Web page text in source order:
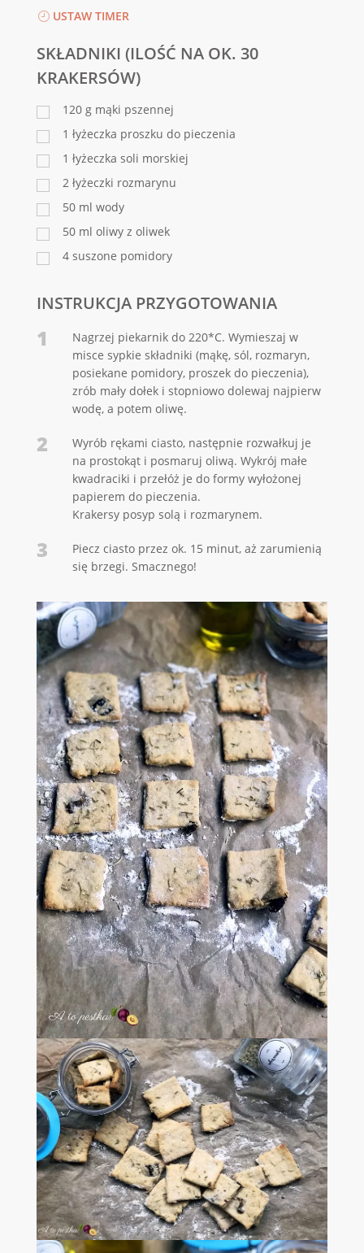
USTAW TIMER
SKŁADNIKI (ILOŚĆ NA OK. 30
KRAKERSÓW)
120 g mąki pszennej
1 łyżeczka proszku do pieczenia
1 łyżeczka soli morskiej
2 łyżeczki rozmarynu
50 ml wody
50 ml oliwy z oliwek
4 suszone pomidory
INSTRUKCJA PRZYGOTOWANIA
1
Nagrzej piekarnik do 220*C. Wymieszaj w
misce sypkie składniki (mąkę, sól, rozmaryn,
posiekane pomidory, proszek do pieczenia),
zrób mały dołek i stopniowo dolewaj najpierw
wodę, a potem oliwę.
2
Wyrób rękami ciasto, następnie rozwałkuj je
na prostokąt i posmaruj oliwą. Wykrój małe
kwadraciki i przełóż je do formy wyłożonej
papierem do pieczenia.
Krakersy posyp solą i rozmarynem.
3
Piecz ciasto przez ok. 15 minut, aż zarumienią
się brzegi. Smacznego!